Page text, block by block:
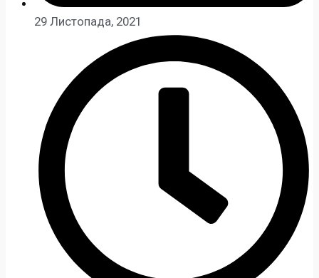
29 Листопада, 2021